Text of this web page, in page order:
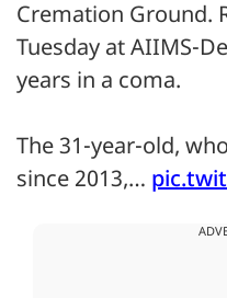
Cremation Ground.
Tuesday at AIIMS-
years in a coma.
The 31-year-old,
since 2013,…